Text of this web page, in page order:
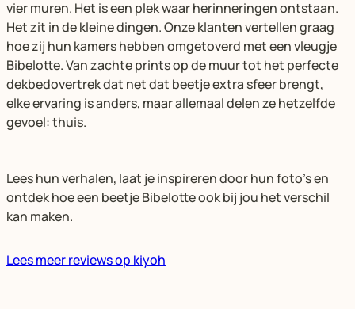
vier muren. Het is een plek waar herinneringen ontstaan.
Het zit in de kleine dingen. Onze klanten vertellen graag
hoe zij hun kamers hebben omgetoverd met een vleugje
Bibelotte. Van zachte prints op de muur tot het perfecte
dekbedovertrek dat net dat beetje extra sfeer brengt,
elke ervaring is anders, maar allemaal delen ze hetzelfde
gevoel: thuis.
Lees hun verhalen, laat je inspireren door hun foto’s en
ontdek hoe een beetje Bibelotte ook bij jou het verschil
kan maken.
Lees meer reviews op kiyoh